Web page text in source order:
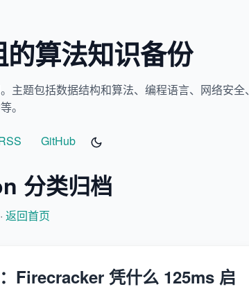
算法知识备份
题包括数据结构和算法、编程语言、网络安全、
。
GitHub
分类归档
返回首页
Firecracker 凭什么 125ms 启